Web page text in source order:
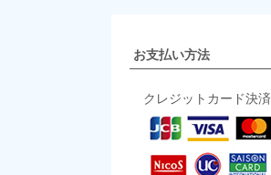
お支払い方法
クレジットカード決済